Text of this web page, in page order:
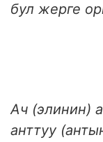
бул жерге
Ач (элинин)
анттуу